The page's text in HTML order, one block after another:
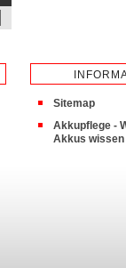
Sitemap
Akkupflege -
Akkus